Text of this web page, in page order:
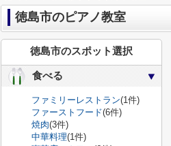
徳島市のピアノ教室
徳島市のスポット選択
食べる
ファミリーレストラン(1件)
ファーストフード(6件)
焼肉(3件)
中華料理(1件)